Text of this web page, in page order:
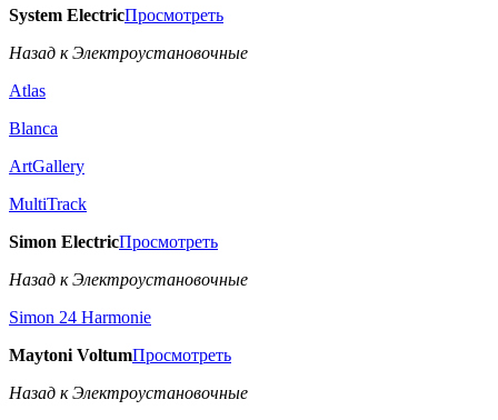
System ElectricПросмотреть
Назад к Электроустановочные
Atlas
Blanca
ArtGallery
MultiTrack
Simon ElectricПросмотреть
Назад к Электроустановочные
Simon 24 Harmonie
Maytoni VoltumПросмотреть
Назад к Электроустановочные